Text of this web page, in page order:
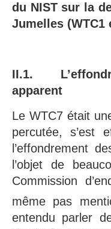
du NIST sur la
Jumelles (WTC1
II.1.
apparent
Le WTC7 était
percutée, s’est
l’effondrement
l’objet de
Commission
même pas
entendu parler